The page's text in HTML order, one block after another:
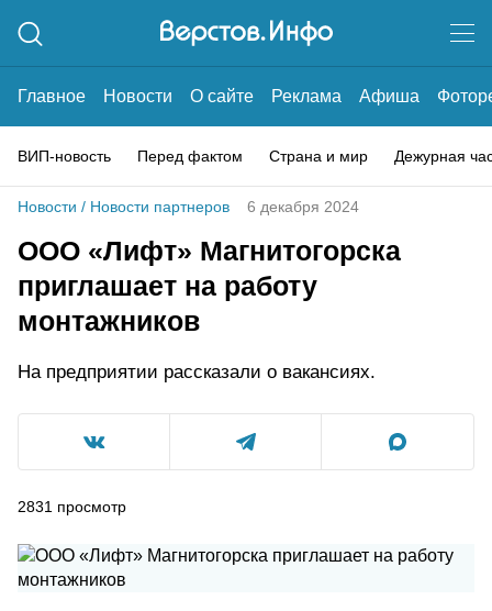
Главное Новости О сайте Реклама Афиша
ВИП-новость Перед фактом Страна и мир Дежурная
Новости / Новости партнеров 6 декабря 2024
ООО «Лифт» Магнитогорска
приглашает на работу
монтажников
На предприятии рассказали о вакансиях.
2831 просмотр